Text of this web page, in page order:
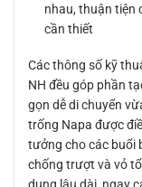
nhau, thuận tiện
cần thiết
Các thông số kỹ
NH đều góp phần
gọn dễ di chuyển
trống Napa được
tưởng cho các buổi
chống trượt và vỏ
dụng lâu dài, ngay